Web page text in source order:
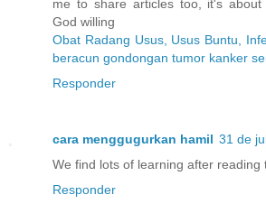
me to share articles too, it's about
God willing
Obat Radang Usus, Usus Buntu,
beracun gondongan tumor kanker
Responder
cara menggugurkan hamil 31 de
We find lots of learning after reading
Responder